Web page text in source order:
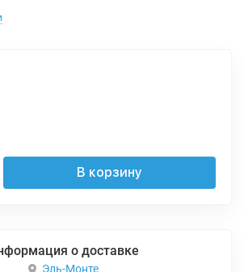
В корзину
о доставке
Эль-Монте